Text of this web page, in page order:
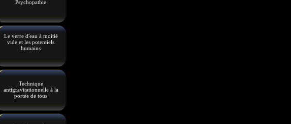
Psychopathie
Le verre d'eau à moitié
vide et les potentiels
humains
Technique
antigravitationnelle à la
portée de tous